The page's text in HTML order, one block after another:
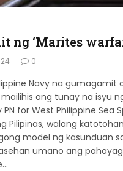
ng ‘Marites
0
Navy na
ang tunay na isyu
PN for West Philippine
Pilipinas, walang
model ng kasunduan
umano ang